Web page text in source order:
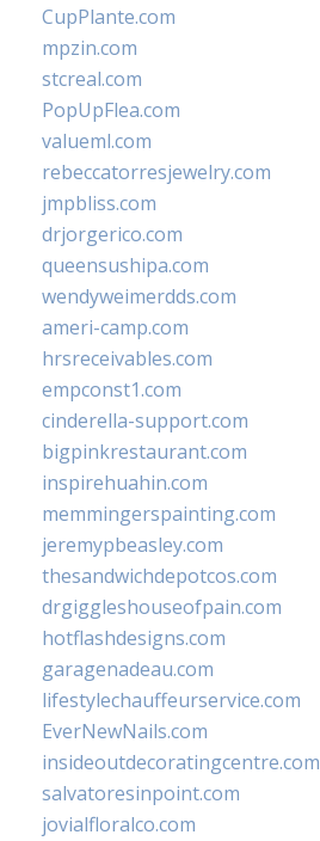
CupPlante.com
mpzin.com
stcreal.com
PopUpFlea.com
valueml.com
rebeccatorresjewelry.com
jmpbliss.com
drjorgerico.com
queensushipa.com
wendyweimerdds.com
ameri-camp.com
hrsreceivables.com
empconst1.com
cinderella-support.com
bigpinkrestaurant.com
inspirehuahin.com
memmingerspainting.com
jeremypbeasley.com
thesandwichdepotcos.com
drgiggleshouseofpain.com
hotflashdesigns.com
garagenadeau.com
lifestylechauffeurservice.com
EverNewNails.com
insideoutdecoratingcentre.com
salvatoresinpoint.com
jovialfloralco.com